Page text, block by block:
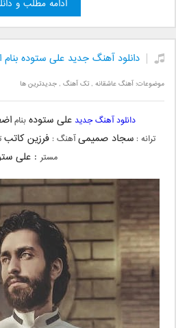
ادامه مطلب و
دانلود آهنگ جدید علی ستوده
موضوعات:آهنگ عاشقانه ,تک آهنگ ,جدیدترین ها
دانلود آهنگ جدید علی ستودهبنام
ترانه : سجاد صمیمی‌آهنگ : فرزین کاتب
مستر: علی‌